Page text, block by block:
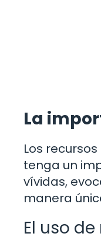
La
Los
tenga un
vívidas,
manera
El uso